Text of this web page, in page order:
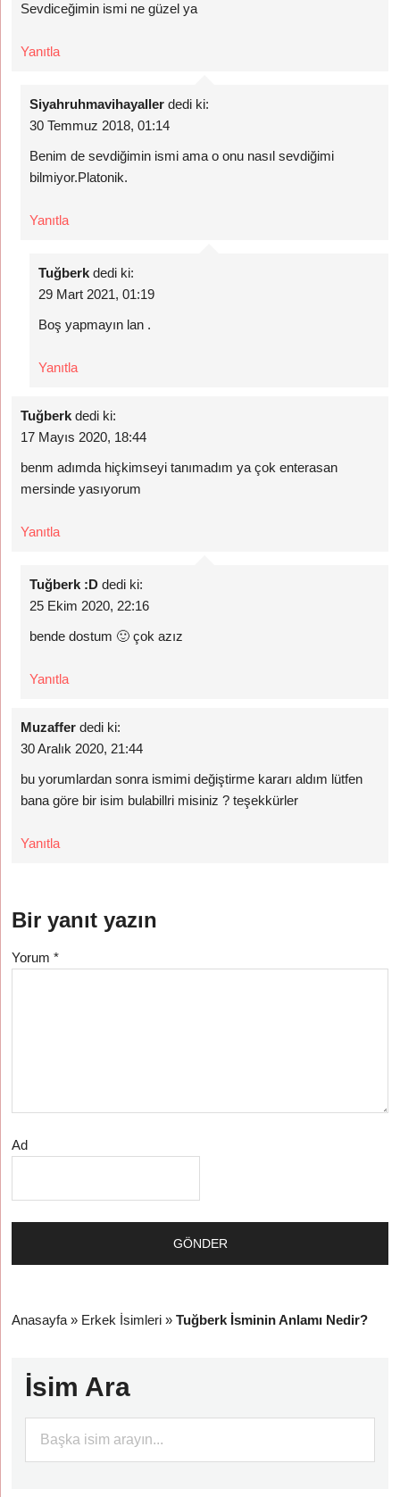
Sevdiceğimin ismi ne güzel ya
Yanıtla
Siyahruhmavihayaller dedi ki:
30 Temmuz 2018, 01:14
Benim de sevdiğimin ismi ama o onu nasıl sevdiğimi
bilmiyor.Platonik.
Yanıtla
Tuğberk dedi ki:
29 Mart 2021, 01:19
Boş yapmayın lan .
Yanıtla
Tuğberk dedi ki:
17 Mayıs 2020, 18:44
benm adımda hiçkimseyi tanımadım ya çok enterasan
mersinde yasıyorum
Yanıtla
Tuğberk :D dedi ki:
25 Ekim 2020, 22:16
bende dostum 🙂 çok azız
Yanıtla
Muzaffer dedi ki:
30 Aralık 2020, 21:44
bu yorumlardan sonra ismimi değiştirme kararı aldım lütfen
bana göre bir isim bulabillri misiniz ? teşekkürler
Yanıtla
Bir yanıt yazın
Yorum*
Ad
Anasayfa » Erkek İsimleri »Tuğberk İsminin Anlamı Nedir?
İsim Ara